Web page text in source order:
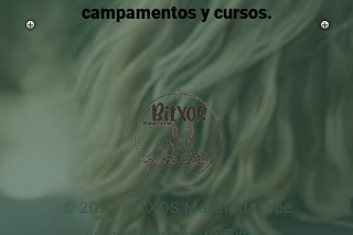
campamentos y cursos.
© 2021 BITXOS Maruri-Jatabe